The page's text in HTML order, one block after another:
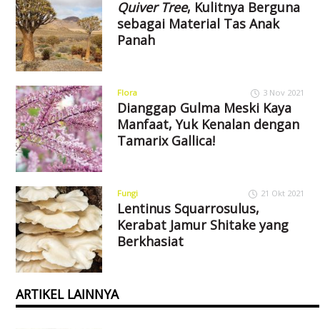
Quiver Tree, Kulitnya Berguna
sebagai Material Tas Anak
Panah
Flora 3 Nov 2021
Dianggap Gulma Meski Kaya
Manfaat, Yuk Kenalan dengan
Tamarix Gallica!
Fungi 21 Okt 2021
Lentinus Squarrosulus,
Kerabat Jamur Shitake yang
Berkhasiat
ARTIKEL LAINNYA